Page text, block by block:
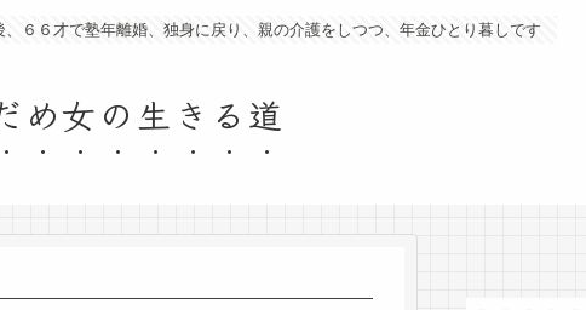
６６才で塾年離婚、独身に戻り、親の介護をしつつ、年金ひとり暮しです
め女の生きる道